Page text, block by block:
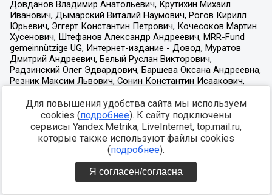
Для повышения удобства сайта мы используем
cookies (подробнее). К сайту подключены
сервисы Yandex.Metrika, LiveInternet, top.mail.ru,
которые также используют файлы cookies
(подробнее).
Я согласен/согласна